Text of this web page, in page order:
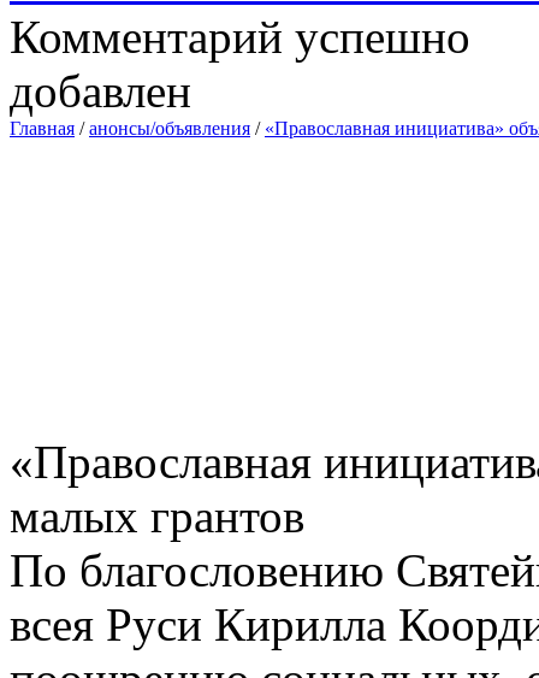
Комментарий успешно
добавлен
Главная /анонсы/объявления / «Православная инициатива»
«Православная
малых грантов
По благословению
всея Руси Кирилла